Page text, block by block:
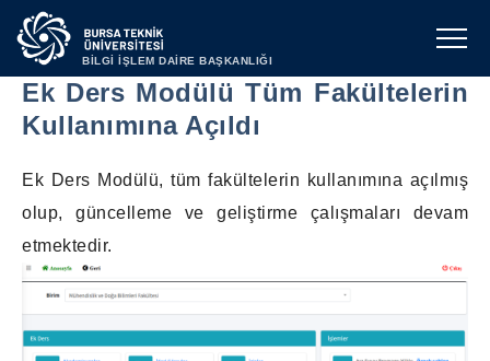
BİLGİ İŞLEM DAİRE BAŞKANLIĞI
Ek Ders Modülü Tüm Fakültelerin
Kullanımına Açıldı
Ek Ders Modülü, tüm fakültelerin kullanımına açılmış
olup, güncelleme ve geliştirme çalışmaları devam
etmektedir.